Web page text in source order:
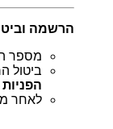
הרשמה
מספר
ביטול
הפניות
לאחר